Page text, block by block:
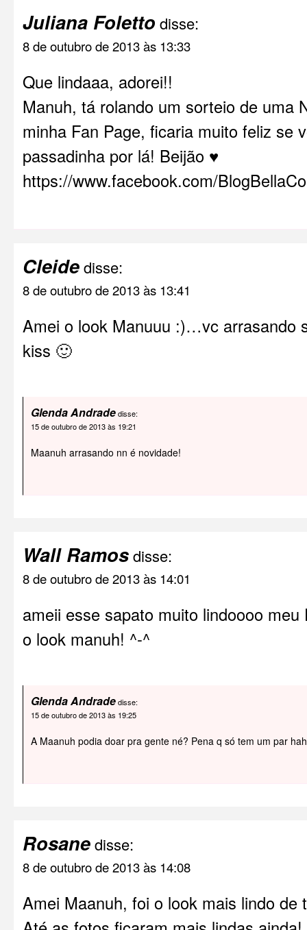
Juliana Foletto disse:
8 de outubro de 2013 às 13:33
Que lindaaa, adorei!!
Manuh, tá rolando um sorteio de uma
minha Fan Page, ficaria muito feliz se
passadinha por lá! Beijão ♥
https://www.facebook.com/
Cleidedisse:
8 de outubro de 2013 às 13:41
Amei o look Manuuu :)…vc arrasando
kiss 🙂
Glenda Andradedisse:
15 de outubro de 2013 às 19:21
Maanuh arrasando nn é novidade!
Wall Ramosdisse:
8 de outubro de 2013 às 14:01
ameii esse sapato muito lindoooo
o look manuh! ^-^
Glenda Andradedisse:
15 de outubro de 2013 às 19:25
A Maanuh podia doar pra gente né? Pena q só tem um par
Rosanedisse:
8 de outubro de 2013 às 14:08
Amei Maanuh, foi o look mais lindo de